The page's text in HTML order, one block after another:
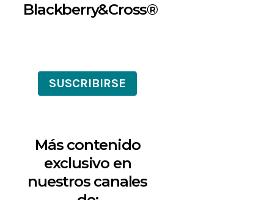
Blackberry&Cross®
SUSCRIBIRSE
Más contenido
exclusivo en
nuestros canales